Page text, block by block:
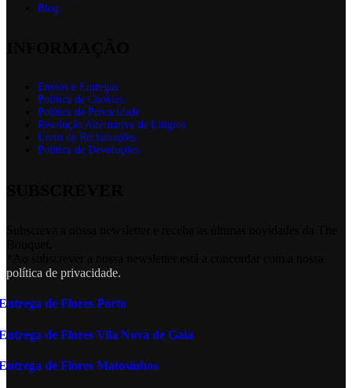
Blog
Envios e Entregas
Política de Cookies
Política de Privacidade
Resolução Alternativa de Litígios
Livro de Reclamações
Política de Devoluções
política de privacidade.
de Flores Porto
de Flores Vila Nova de Gaia
de Flores Matosinhos